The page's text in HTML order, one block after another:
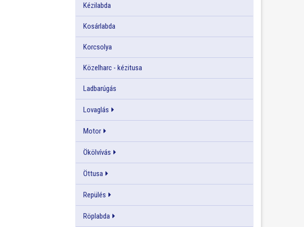
Kézilabda
Kosárlabda
Korcsolya
Közelharc - kézitusa
Ladbarúgás
Lovaglás
Motor
Ökölvívás
Öttusa
Repülés
Röplabda